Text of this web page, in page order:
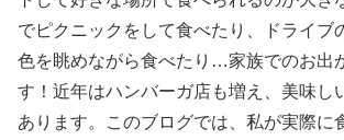
でピクニックをして食べたり、ドライブ
色を眺めながら食べたり…家族でのお出
す！近年はハンバーガ店も増え、美味し
あります。このブログでは、私が実際に